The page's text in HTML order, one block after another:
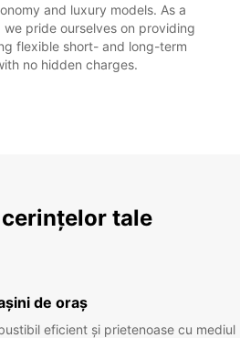
and luxury models. As a
pride ourselves on providing
flexible short- and long-term
no hidden charges.
tale
de oraș
eficient și prietenoase cu mediul